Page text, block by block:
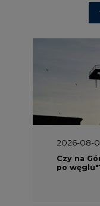
2026-08-
Czy na
po